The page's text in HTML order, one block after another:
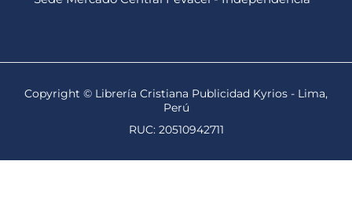
Copyright © Librería Cristiana Publicidad Kyrios - Lima,
Perú
RUC: 20510942711